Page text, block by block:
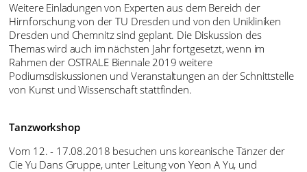
Weitere Einladungen von Experten aus dem Bereich der
Hirnforschung von der TU Dresden und von den Unikliniken
Dresden und Chemnitz sind geplant. Die Diskussion des
Themas wird auch im nächsten Jahr fortgesetzt, wenn im
Rahmen der OSTRALE Biennale 2019 weitere
Podiumsdiskussionen und Veranstaltungen an der Schnittstelle
von Kunst und Wissenschaft stattfinden.
Tanzworkshop
Vom 12. - 17.08.2018 besuchen uns koreanische Tänzer der
Cie Yu Dans Gruppe, unter Leitung von Yeon A Yu, und